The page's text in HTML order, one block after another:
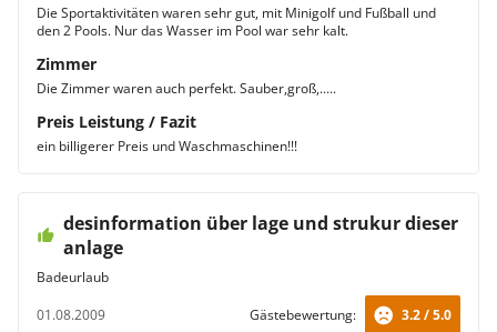
Die Sportaktivitäten waren sehr gut, mit Minigolf und Fußball und
den 2 Pools. Nur das Wasser im Pool war sehr kalt.
Zimmer
Die Zimmer waren auch perfekt. Sauber,groß,.....
Preis Leistung / Fazit
ein billigerer Preis und Waschmaschinen!!!
desinformation über lage und strukur dieser
anlage
Badeurlaub
01.08.2009
Gästebewertung: 3.2 / 5.0